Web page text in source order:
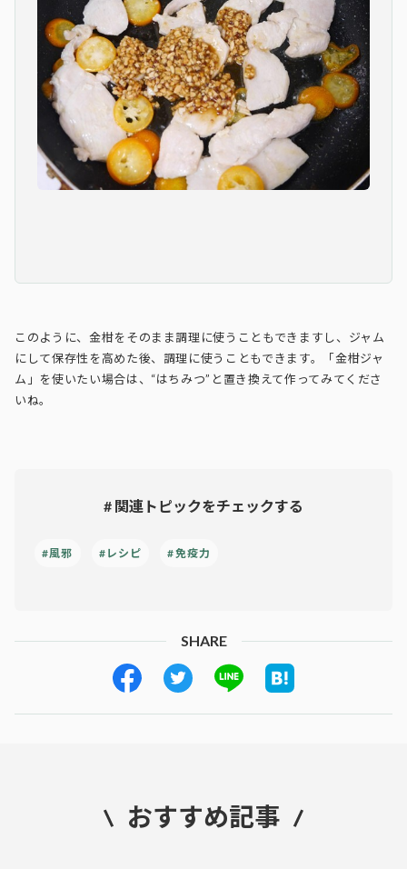
このように、金柑をそのまま調理に使うこともできますし、ジャム
にして保存性を高めた後、調理に使うこともできます。「金柑ジャ
ム」を使いたい場合は、“はちみつ”と置き換えて作ってみてくださ
いね。
# 関連トピックをチェックする
#風邪 #レシピ #免疫力
SHARE
おすすめ記事